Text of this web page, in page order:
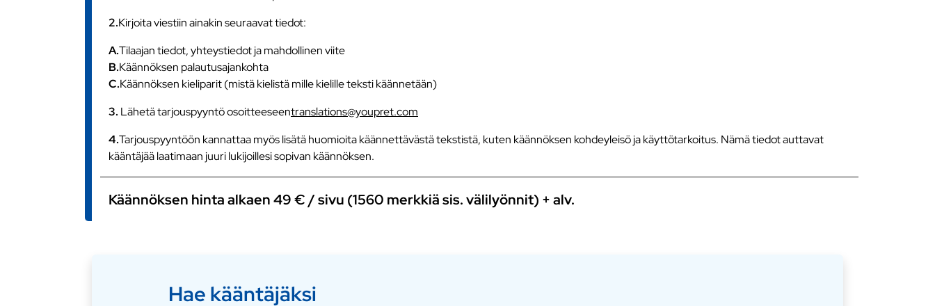
2.Kirjoita viestiin ainakin seuraavat tiedot:
A.Tilaajan tiedot, yhteystiedot ja mahdollinen viite
B.Käännöksen palautusajankohta
C.Käännöksen kieliparit (mistä kielistä mille kielille teksti käännetään)
3. Lähetä tarjouspyyntö osoitteeseentranslations@youpret.com
4.Tarjouspyyntöön kannattaa myös lisätä huomioita käännettävästä tekstistä, kuten käännöksen kohdeyleisö ja käyttötarkoitus. Nämä tiedot auttavat
kääntäjää laatimaan juuri lukijoillesi sopivan käännöksen.
Käännöksen hinta alkaen 49 € / sivu (1560 merkkiä sis. välilyönnit) + alv.
Hae kääntäjäksi